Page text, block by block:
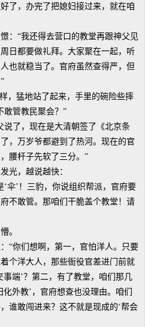
了，办完了把媳妇接过来，就在咱
：“我还得去营口的教堂再跟神父见
日都要做礼拜。大家聚在一起，听
也就稳当了。官府虽然查得严，但
，猛地站了起来，手里的碗险些摔
敢管教民聚会？”
说了，现在是大清朝签了《北京条
，万岁爷都避到了热河。现在的官
腰杆子先软了三分。”
光，越说越快：
伞’！三豹，你说组织帮派，官府要
不敢管。那咱们干脆盖个教堂！请
。
“你们想啊，第一，官怕洋人。只要
个洋大人，那些衙役官差进门前就
端’？第二，有了教堂，咱们那几
外教’，官府想查也没理由。咱们
谁敢闯进来？这不就是现成的‘帮会